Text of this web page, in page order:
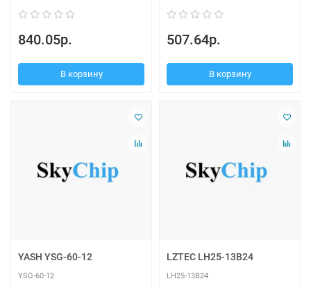
840.05р.
В корзину
507.64р.
В корзину
YASH YSG-60-12
YSG-60-12
LZTEC LH25-13B24
LH25-13B24